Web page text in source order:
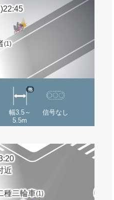
(1)
幅3.5～
5.5m
他
信号なし
近
種二輪車(1)